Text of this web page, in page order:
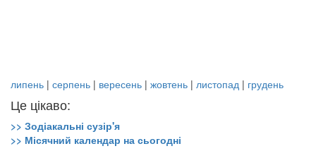
липень | серпень | вересень | жовтень | листопад | грудень
Це цікаво:
>> Зодіакальні сузір'я
>> Місячний календар на сьогодні